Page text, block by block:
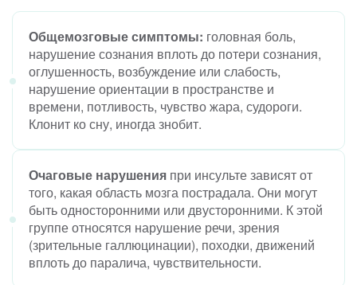
Общемозговые симптомы: головная боль,
нарушение сознания вплоть до потери сознания,
оглушенность, возбуждение или слабость,
нарушение ориентации в пространстве и
времени, потливость, чувство жара, судороги.
Клонит ко сну, иногда знобит.
Очаговые нарушения при инсульте зависят от
того, какая область мозга пострадала. Они могут
быть односторонними или двусторонними. К этой
группе относятся нарушение речи, зрения
(зрительные галлюцинации), походки, движений
вплоть до паралича, чувствительности.